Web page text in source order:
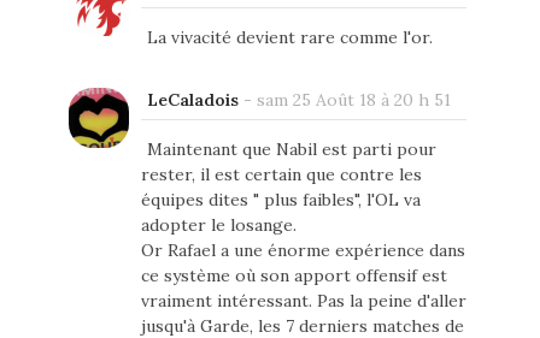
La vivacité devient rare comme l'or.
LeCaladois- sam 25 Août 18 à 20 h 51
Maintenant que Nabil est parti pour
rester, il est certain que contre les
équipes dites " plus faibles", l'OL va
adopter le losange.
Or Rafael a une énorme expérience dans
ce système où son apport offensif est
vraiment intéressant. Pas la peine d'aller
jusqu'à Garde, les 7 derniers matches de